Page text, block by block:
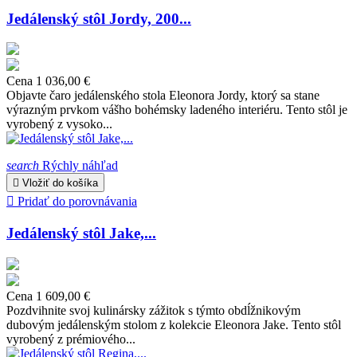
Jedálenský stôl Jordy, 200...
Cena 1 036,00 €
Objavte čaro jedálenského stola Eleonora Jordy, ktorý sa stane
výrazným prvkom vášho bohémsky ladeného interiéru. Tento stôl je
vyrobený z vysoko...
search Rýchly náhľad
 Vložiť do košíka
 Pridať do porovnávania
Jedálenský stôl Jake,...
Cena 1 609,00 €
Pozdvihnite svoj kulinársky zážitok s týmto obdĺžnikovým
dubovým jedálenským stolom z kolekcie Eleonora Jake. Tento stôl
vyrobený z prémiového...